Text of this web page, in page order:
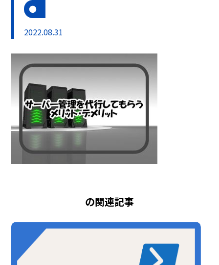
2022.08.31
の関連記事